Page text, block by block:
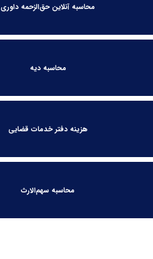
محاسبه آنلاین حق‌الزحمه داوری
محاسبه دیه
هزینه دفتر خدمات قضایی
محاسبه سهم‌الارث